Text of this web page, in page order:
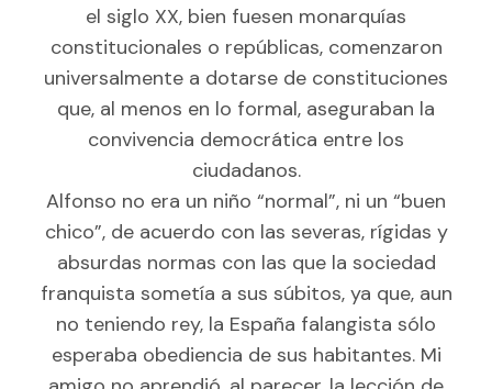
el siglo XX, bien fuesen monarquías
constitucionales o repúblicas, comenzaron
universalmente a dotarse de constituciones
que, al menos en lo formal, aseguraban la
convivencia democrática entre los
ciudadanos.
Alfonso no era un niño “normal”, ni un “buen
chico”, de acuerdo con las severas, rígidas y
absurdas normas con las que la sociedad
franquista sometía a sus súbitos, ya que, aun
no teniendo rey, la España falangista sólo
esperaba obediencia de sus habitantes. Mi